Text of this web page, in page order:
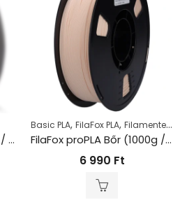
FilaFox PET-G Bőr (1000g / 1,75mm)
Basic PLA, FilaFox PLA, Filamentek ,
FilaFox proPLA Bőr (1000g / 1,75mm)
6 990 Ft